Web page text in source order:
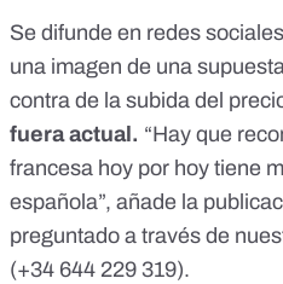
Se difunde en redes sociales
una imagen de una
contra de la subida del
fuera actual. “Hay que
francesa hoy por hoy tiene
española”, añade la
preguntado a través de
(+34 644 229 319).